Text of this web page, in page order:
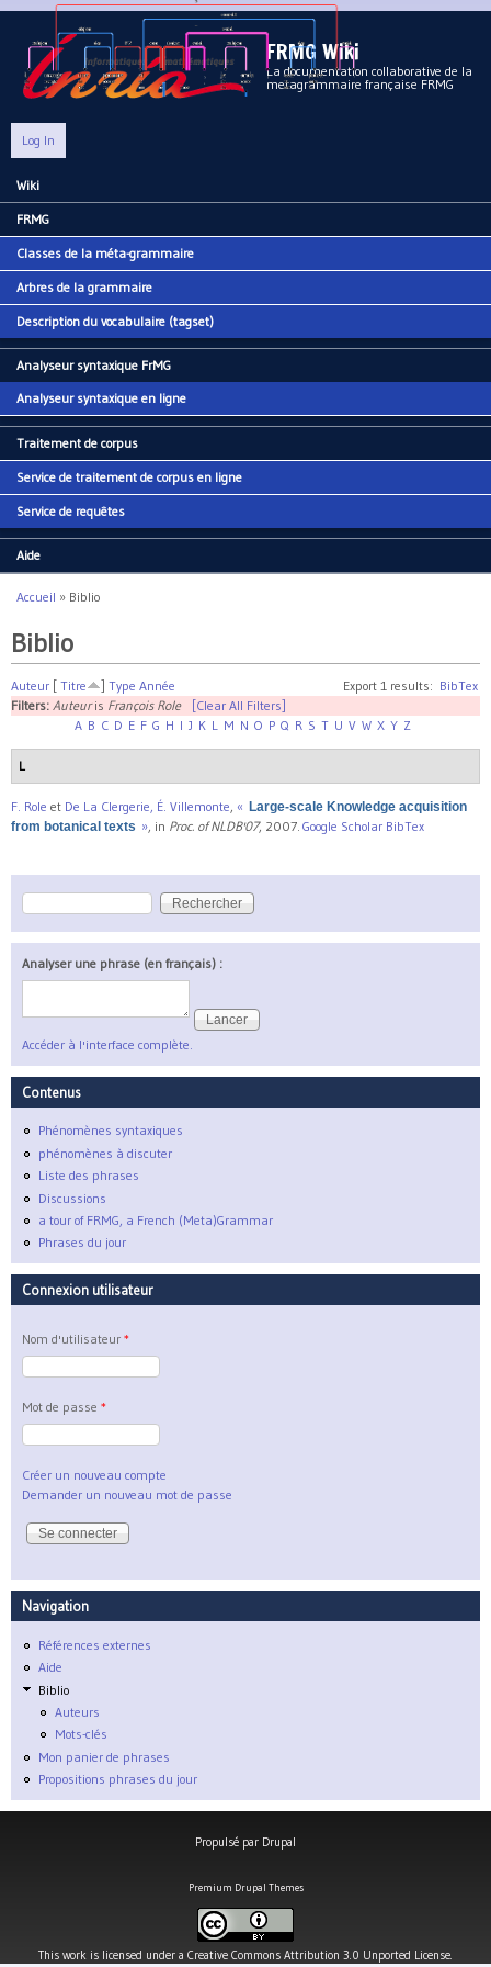
Aller au contenu principal
FRMG Wiki
La documentation collaborative de la
metagrammaire française FRMG
Log In
Main menu
Wiki
FRMG
Classes de la méta-grammaire
Arbres de la grammaire
Description du vocabulaire (tagset)
Analyseur syntaxique FrMG
Analyseur syntaxique en ligne
Traitement de corpus
Service de traitement de corpus en ligne
Service de requêtes
Aide
Vous êtes ici
Accueil » Biblio
Biblio
Export 1 results: BibTex
Auteur [ Titre ] Type Année
Filters: Auteuris François Role
[Clear All Filters]
A B C D E F G H I J K L M N O P Q R S T U V W X Y Z
L
F. Role et De La Clergerie, É. Villemonte, « Large-scale Knowledge acquisition
from botanical texts », in Proc. of NLDB'07, 2007. Google Scholar BibTex
Formulaire de recherche
Rechercher
Analyser une phrase (en français) :
Accéder à l'interface complète.
Contenus
Phénomènes syntaxiques
phénomènes à discuter
Liste des phrases
Discussions
a tour of FRMG, a French (Meta)Grammar
Phrases du jour
Connexion utilisateur
Nom d'utilisateur *
Mot de passe *
Créer un nouveau compte
Demander un nouveau mot de passe
Navigation
Références externes
Aide
Biblio
Auteurs
Mots-clés
Mon panier de phrases
Propositions phrases du jour
Propulsé par Drupal
Premium Drupal Themes
This work is licensed under a Creative Commons Attribution 3.0 Unported License.